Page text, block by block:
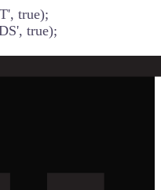
true);
true);